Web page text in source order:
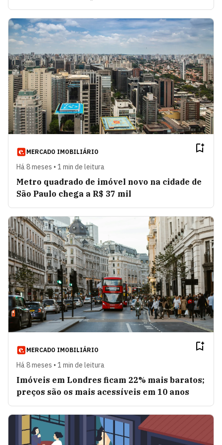
MERCADO IMOBILIÁRIO
Há 8 meses • 1 min de leitura
Metro quadrado de imóvel novo na cidade de
São Paulo chega a R$ 37 mil
MERCADO IMOBILIÁRIO
Há 8 meses • 1 min de leitura
Imóveis em Londres ficam 22% mais baratos;
preços são os mais acessíveis em 10 anos